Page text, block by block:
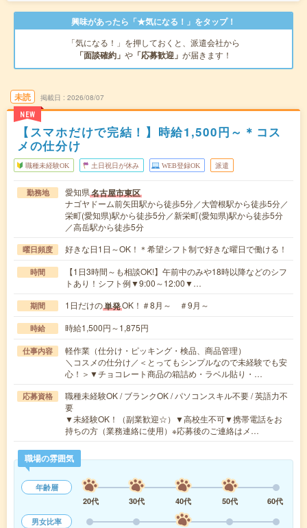
興味があったら「★気になる！」をタップ！
「気になる！」を押しておくと、派遣会社から
「面談確約」 や 「応募歓迎」 が届きます！
未読
NEW
掲載日 2026/08/07
【スマホだけで完結！】時給1,500円～＊コス
メの仕分け
職種未経験OK 土日祝日が休み WEB登録OK 派遣
勤務地 愛知県名古屋市東区
ナゴヤドーム前矢田駅から徒歩5分／大曽根駅から徒歩5分／
栄町(愛知県)駅から徒歩5分／新栄町(愛知県)駅から徒歩5分
／高岳駅から徒歩5分
曜日頻度 好きな日1日～OK！＊希望シフト制で好きな曜日で働ける！
時間
【1日3時間～も相談OK!】午前中のみや18時以降などのシフ
トあり！シフト例▼9:00～12:00▼…
期間 1日だけの単発OK！＃8月～ ＃9月～
時給 時給1,500円～1,875円
仕事内容
軽作業（仕分け・ピッキング・検品、商品管理）
＼コスメの仕分け／＜とってもシンプルなので未経験でも安
心！＞▼チョコレート商品の箱詰め・ラベル貼り・…
応募資格
職種未経験OK / ブランクOK / パソコンスキル不要 / 英語力不
要
▼未経験OK！（副業歓迎☆）▼高校生不可▼携帯電話をお
持ちの方（業務連絡に使用）※応募後のご連絡はメ…
職場の雰囲気
年齢層
20代
30代 40代 50代
60代
男女比率